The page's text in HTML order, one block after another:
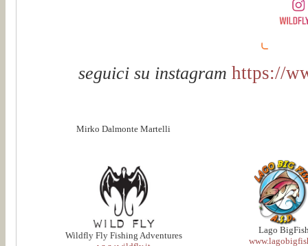
seguici su instagram https://
Mirko Dalmonte Martelli
Wildfly Fly Fishing Adventures
Lago